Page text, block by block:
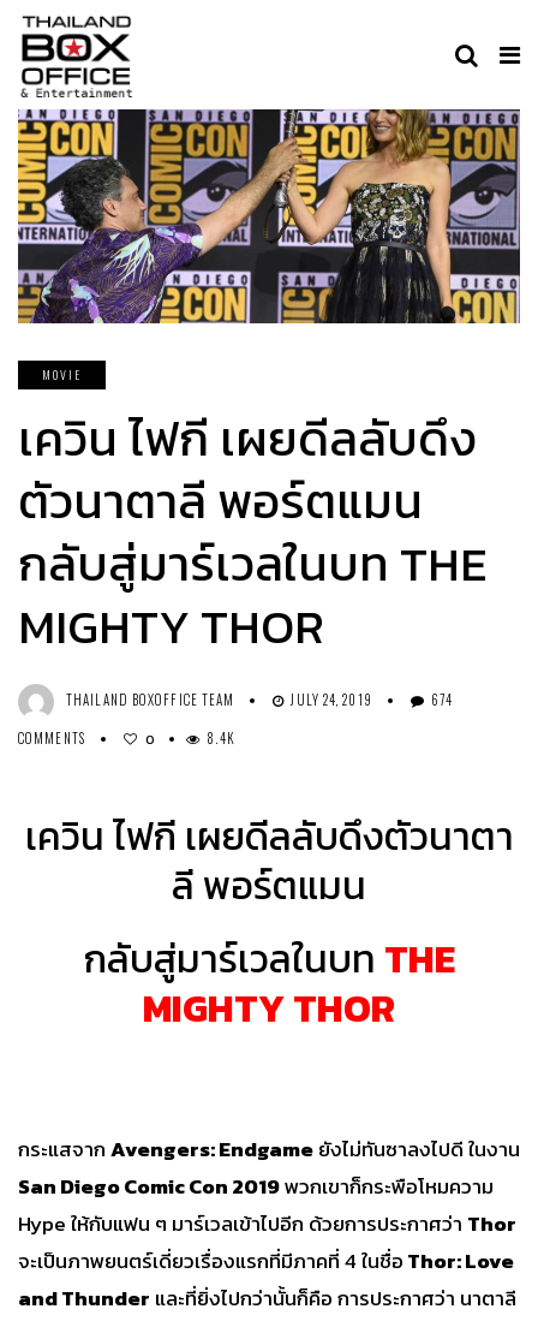
MOVIE
เควิน ไฟกี เผยดีลลับดึง
ตัวนาตาลี พอร์ตแมน
กลับสู่มาร์เวลในบท THE
MIGHTY THOR
THAILAND BOXOFFICE TEAM JULY 24, 2019
674
COMMENTS
0 8.4K
เควิน ไฟกี เผยดีลลับดึงตัวนาตา
ลี พอร์ตแมน
กลับสู่มาร์เวลในบท THE
MIGHTY THOR
กระแสจากAvengers: Endgameยังไม่ทันซาลงไปดี ในงาน
San Diego Comic Con 2019พวกเขาก็กระพือโหมความ
Hype ให้กับแฟน ๆ มาร์เวลเข้าไปอีก ด้วยการประกาศว่า Thor
จะเป็นภาพยนตร์เดี่ยวเรื่องแรกที่มีภาคที่ 4 ในชื่อThor: Love
and Thunder และที่ยิ่งไปกว่านั้นก็คือ การประกาศว่า นาตาลี